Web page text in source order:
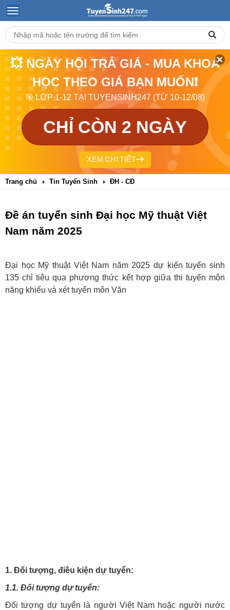
💥 NGÀY HỘI TRẢ GIÁ - MUA KHOÁ
HỌC THEO GIÁ BẠN MUỐN❗
🎯 LỚP 1-12 TẠI TUYENSINH247 (TỪ 10-12/08)
CHỈ CÒN 2 NGÀY
XEM CHI TIẾT
Trang chủ Tin Tuyển Sinh ĐH - CĐ
Đề án tuyển sinh Đại học Mỹ thuật Việt
Nam năm 2025
Đại học Mỹ thuật Việt Nam năm 2025 dự kiến tuyển sinh
135 chỉ tiêu qua phương thức kết hợp giữa thi tuyển môn
năng khiếu và xét tuyển môn Văn
1. Đối tượng, điều kiện dự tuyển:
1.1. Đối tượng dự tuyển:
Đối tượng dự tuyển là người Việt Nam hoặc người nước